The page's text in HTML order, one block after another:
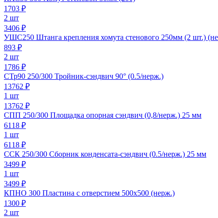
1703 ₽
2 шт
3406 ₽
УШС250 Штанга крепления хомута стенового 250мм (2 шт.)
893 ₽
2 шт
1786 ₽
СТр90 250/300 Тройник-сэндвич 90° (0.5/нерж.)
13762 ₽
1 шт
13762 ₽
СПП 250/300 Площадка опорная сэндвич (0,8/нерж.) 25 мм
6118 ₽
1 шт
6118 ₽
ССК 250/300 Сборник конденсата-сэндвич (0.5/нерж.) 25 мм
3499 ₽
1 шт
3499 ₽
КПНО 300 Пластина с отверстием 500х500 (нерж.)
1300 ₽
2 шт